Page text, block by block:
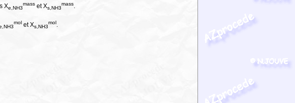
Xe,NH3
mass et Xs,NH3
mass
mol et Xs,NH3
mol.